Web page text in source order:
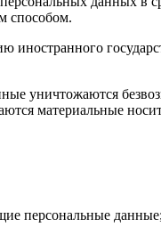
способом.
уничтожаются
материальные
персональные данные;